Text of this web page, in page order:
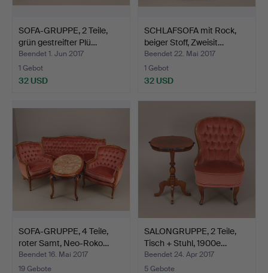
SOFA-GRUPPE, 2 Teile,
grün gestreifter Plü…
Beendet 1. Jun 2017
1 Gebot
32 USD
SCHLAFSOFA mit Rock,
beiger Stoff, Zweisit…
Beendet 22. Mai 2017
1 Gebot
32 USD
SOFA-GRUPPE, 4 Teile,
roter Samt, Neo-Roko…
Beendet 16. Mai 2017
19 Gebote
SALONGRUPPE, 2 Teile,
Tisch + Stuhl, 1900e…
Beendet 24. Apr 2017
5 Gebote